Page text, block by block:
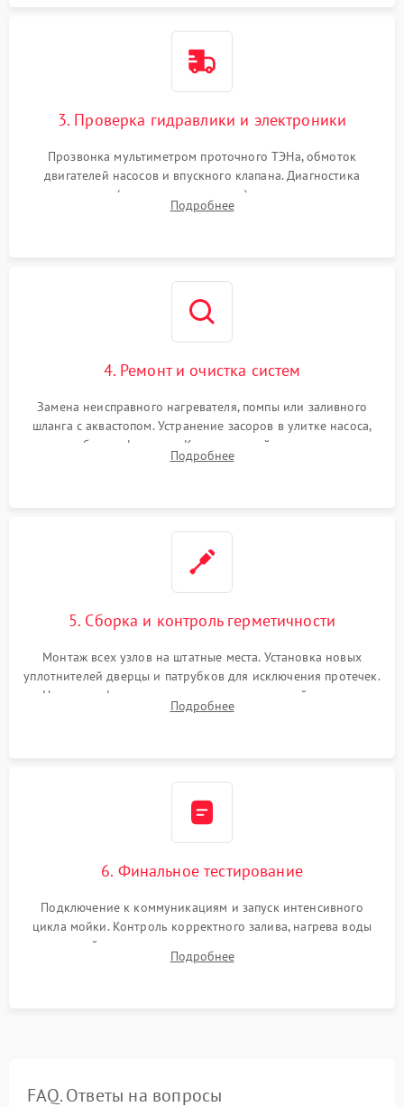
3. Проверка гидравлики и электроники
Прозвонка мультиметром проточного ТЭНа, обмоток
двигателей насосов и впускного клапана. Диагностика
прессостата (датчика уровня воды), датчика мутности,
концевика дверцы и электронного модуля управления.
Подробнее
4. Ремонт и очистка систем
Замена неисправного нагревателя, помпы или заливного
шланга с аквастопом. Устранение засоров в улитке насоса,
патрубках и фильтрах. Компонентный ремонт платы
управления, восстановление поврежденной проводки.
Подробнее
5. Сборка и контроль герметичности
Монтаж всех узлов на штатные места. Установка новых
уплотнителей дверцы и патрубков для исключения протечек.
Надежная фиксация хомутов гидравлической системы,
сборка корпуса и установка датчика поплавка.
Подробнее
6. Финальное тестирование
Подключение к коммуникациям и запуск интенсивного
цикла мойки. Контроль корректного залива, нагрева воды
до нужной температуры, отсутствия посторонних шумов,
штатного слива и абсолютной сухости в поддоне.
Подробнее
FAQ. Ответы на вопросы